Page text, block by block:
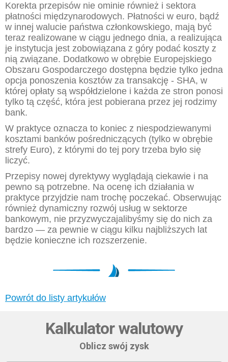
Korekta przepisów nie ominie również i sektora
płatności międzynarodowych. Płatności w euro, bądź
w innej walucie państwa członkowskiego, mają być
teraz realizowane w ciągu jednego dnia, a realizująca
je instytucja jest zobowiązana z góry podać koszty z
nią związane. Dodatkowo w obrębie Europejskiego
Obszaru Gospodarczego dostępna będzie tylko jedna
opcja ponoszenia kosztów za transakcję - SHA, w
której opłaty są współdzielone i każda ze stron ponosi
tylko tą część, która jest pobierana przez jej rodzimy
bank.
W praktyce oznacza to koniec z niespodziewanymi
kosztami banków pośredniczących (tylko w obrębie
strefy Euro), z którymi do tej pory trzeba było się
liczyć.
Przepisy nowej dyrektywy wyglądają ciekawie i na
pewno są potrzebne. Na ocenę ich działania w
praktyce przyjdzie nam trochę poczekać. Obserwując
również dynamiczny rozwój usług w sektorze
bankowym, nie przyzwyczajalibyśmy się do nich za
bardzo — za pewnie w ciągu kilku najbliższych lat
będzie konieczne ich rozszerzenie.
Powrót do listy artykułów
Kalkulator walutowy
Oblicz swój zysk